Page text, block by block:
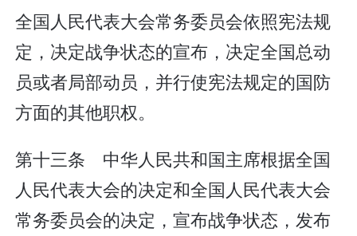
全国人民代表大会常务委员会依照宪法规
定，决定战争状态的宣布，决定全国总动
员或者局部动员，并行使宪法规定的国防
方面的其他职权。
第十三条 中华人民共和国主席根据全国
人民代表大会的决定和全国人民代表大会
常务委员会的决定，宣布战争状态，发布